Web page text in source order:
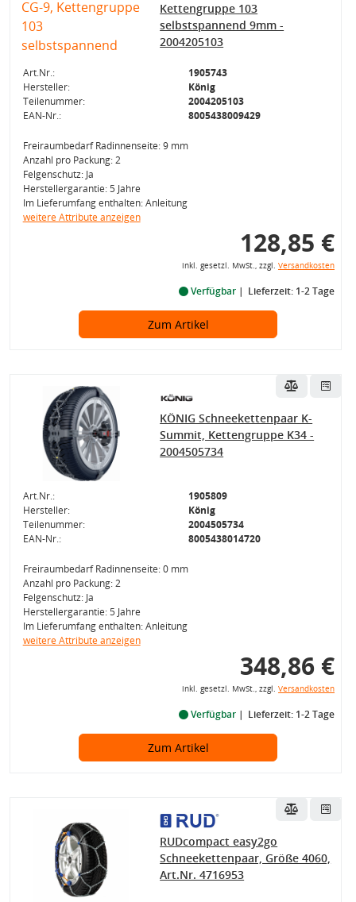
Kettengruppe 103
selbstspannend 9mm -
2004205103
Art.Nr.:
1905743
Hersteller:
König
Teilenummer:
2004205103
EAN-Nr.:
8005438009429
Freiraumbedarf Radinnenseite: 9 mm
Anzahl pro Packung: 2
Felgenschutz: Ja
Herstellergarantie: 5 Jahre
Im Lieferumfang enthalten: Anleitung
weitere Attribute anzeigen
128,85 €
inkl. gesetzl. MwSt., zzgl. Versandkosten
Verfügbar Lieferzeit: 1-2 Tage
Zum Artikel
KÖNIG Schneekettenpaar K-
Summit, Kettengruppe K34 -
2004505734
Art.Nr.:
1905809
Hersteller:
König
Teilenummer:
2004505734
EAN-Nr.:
8005438014720
Freiraumbedarf Radinnenseite: 0 mm
Anzahl pro Packung: 2
Felgenschutz: Ja
Herstellergarantie: 5 Jahre
Im Lieferumfang enthalten: Anleitung
weitere Attribute anzeigen
348,86 €
inkl. gesetzl. MwSt., zzgl. Versandkosten
Verfügbar Lieferzeit: 1-2 Tage
Zum Artikel
RUDcompact easy2go
Schneekettenpaar, Größe 4060,
Art.Nr. 4716953